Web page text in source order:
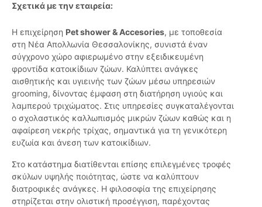
Σχετικά με την εταιρεία:
Η επιχείρηση Pet shower & Accesories, με τοποθεσία
στη Νέα Απολλωνία Θεσσαλονίκης, συνιστά έναν
σύγχρονο χώρο αφιερωμένο στην εξειδικευμένη
φροντίδα κατοικίδιων ζώων. Καλύπτει ανάγκες
αισθητικής και υγιεινής των ζώων μέσω υπηρεσιών
grooming, δίνοντας έμφαση στη διατήρηση υγιούς και
λαμπερού τριχώματος. Στις υπηρεσίες συγκαταλέγονται
ο σχολαστικός καλλωπισμός μικρών ζώων καθώς και η
αφαίρεση νεκρής τρίχας, σημαντικά για τη γενικότερη
ευζωία και άνεση των κατοικίδιων.
Στο κατάστημα διατίθενται επίσης επιλεγμένες τροφές
σκύλων υψηλής ποιότητας, ώστε να καλύπτουν
διατροφικές ανάγκες. Η φιλοσοφία της επιχείρησης
στηρίζεται στην ολιστική προσέγγιση, παρέχοντας